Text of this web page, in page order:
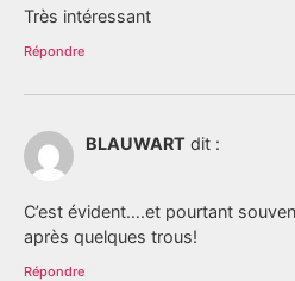
Très intéressant
Répondre
BLAUWART dit :
C’est évident….et pourtant
après quelques trous!
Répondre